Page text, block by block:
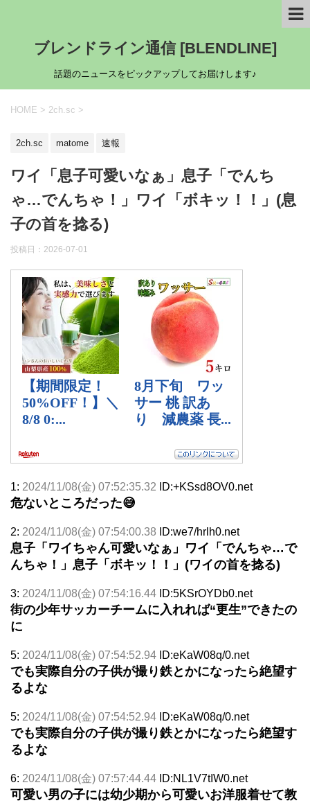
ブレンドライン通信 [BLENDLINE]
話題のニュースをピックアップしてお届けします♪
HOME > 2ch.sc >
2ch.sc matome 速報
ワイ「息子可愛いなぁ」息子「でんち
ゃ…でんちゃ！」ワイ「ボキッ！！」(息
子の首を捻る)
投稿日： 2026-07-01
1: 2024/11/08(金) 07:52:35.32 ID:+KSsd8OV0.net
危ないところだった😅
2: 2024/11/08(金) 07:54:00.38 ID:we7/hrlh0.net
息子「ワイちゃん可愛いなぁ」ワイ「でんちゃ…で
んちゃ！」息子「ボキッ！！」(ワイの首を捻る)
3: 2024/11/08(金) 07:54:16.44 ID:5KSrOYDb0.net
街の少年サッカーチームに入れれば“更生”できたの
に
5: 2024/11/08(金) 07:54:52.94 ID:eKaW08q/0.net
でも実際自分の子供が撮り鉄とかになったら絶望す
るよな
5: 2024/11/08(金) 07:54:52.94 ID:eKaW08q/0.net
でも実際自分の子供が撮り鉄とかになったら絶望す
るよな
6: 2024/11/08(金) 07:57:44.44 ID:NL1V7tIW0.net
可愛い男の子には幼少期から可愛いお洋服着せて教